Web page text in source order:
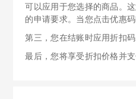
可以应用于您选择的商品。
的申请要求。当您点击优惠
第三，您在结账时应用折扣码
最后，您将享受折扣价格并支